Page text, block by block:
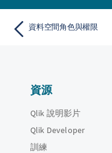
資料空間角色與權限
資源
Qlik 說明影片
Qlik Developer
訓練